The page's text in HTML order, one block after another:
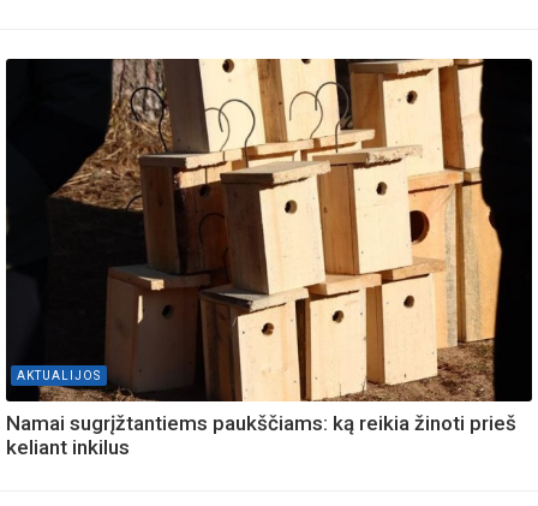
AKTUALIJOS
Namai sugrįžtantiems paukščiams: ką reikia žinoti prieš
keliant inkilus